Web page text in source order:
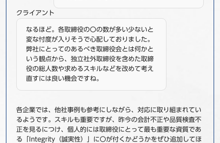
クライアント
なるほど。各取締役の〇の数が多い少ないと
変な忖度が入りそうで心配しておりました。
弊社にとってのあるべき取締役会とは何かと
いう観点から、独立社外取締役を含めた取締
役の総人数や求めるスキルなどを改めて考え
直すには良い機会ですね。
各企業では、他社事例も参考にしながら、対応に取り組まれてい
るようです。スキルも重要ですが、昨今の会計不正や品質検査不
正を見るにつけ、個人的には取締役にとって最も重要な資質であ
る「Integrity（誠実性）」に〇が付くかどうかをぜひ追加してほ